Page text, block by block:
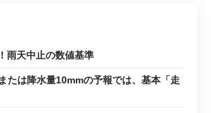
雨天中止の数値基準
たは降水量10mmの予報では、基本「走